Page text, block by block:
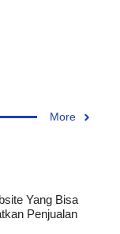
More
Yang Bisa
Penjualan